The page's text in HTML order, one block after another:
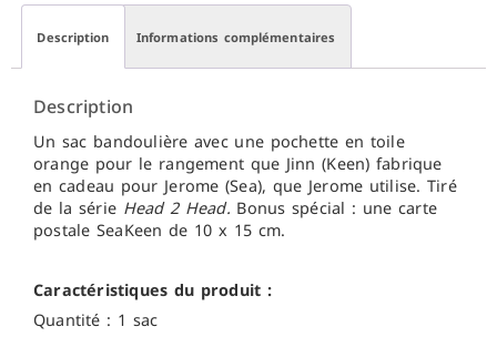
Description Informations complémentaires
Description
Un sac bandoulière avec une pochette en toile
orange pour le rangement que Jinn (Keen) fabrique
en cadeau pour Jerome (Sea), que Jerome utilise. Tiré
de la série Head 2 Head. Bonus spécial : une carte
postale SeaKeen de 10 x 15 cm.
Caractéristiques du produit :
Quantité : 1 sac